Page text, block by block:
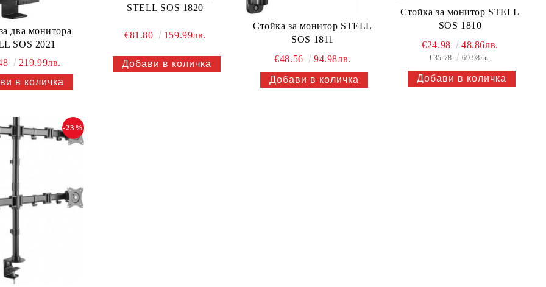
два монитора
SOS 2021
219.99лв.
STELL SOS 1820
€81.80 159.99лв.
Стойка за монитор STELL
SOS 1811
€48.56
94.98лв.
Стойка за монитор STELL
SOS 1810
€24.98 48.86лв.
€35.78 69.98лв.
-23%